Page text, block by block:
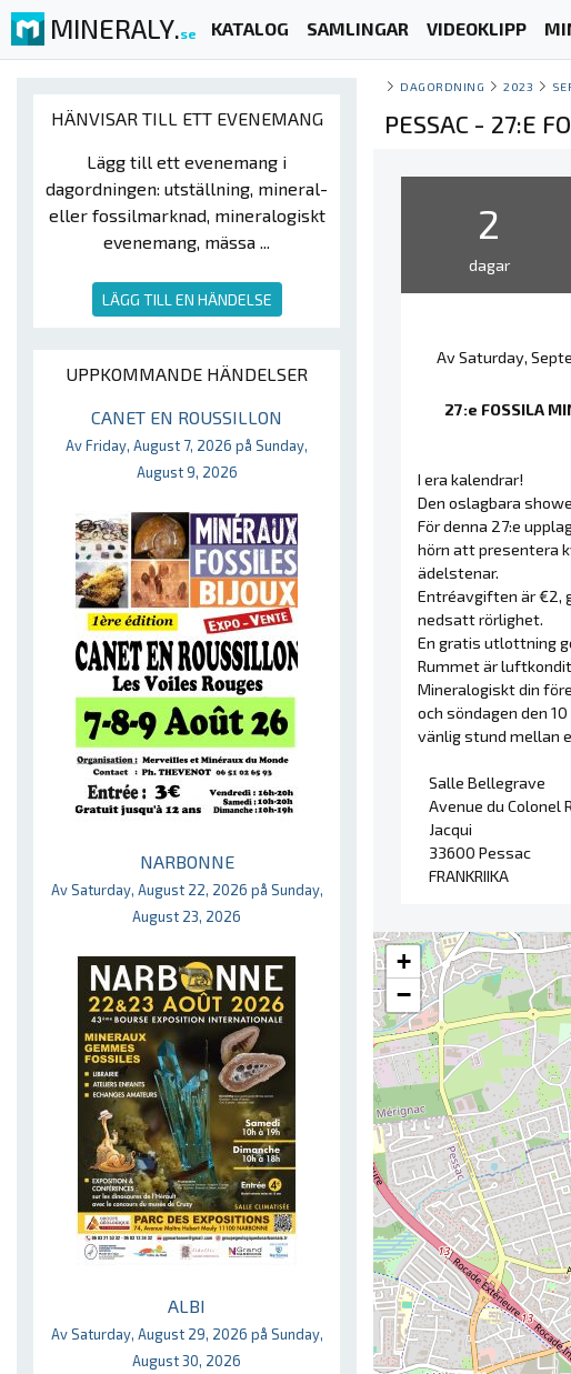
MINERALY.se KATALOG SAMLINGAR VIDEOKLIPP
HÄNVISAR TILL ETT EVENEMANG
Lägg till ett evenemang i
dagordningen: utställning, mineral-
eller fossilmarknad, mineralogiskt
evenemang, mässa ...
LÄGG TILL EN HÄNDELSE
UPPKOMMANDE HÄNDELSER
CANET EN ROUSSILLON
Av Friday, August 7, 2026 på Sunday,
August 9, 2026
NARBONNE
Av Saturday, August 22, 2026 på Sunday,
August 23, 2026
ALBI
Av Saturday, August 29, 2026 på Sunday,
August 30, 2026
DAGORDNING 2023
PESSAC - 27:E
2
dagar
Av Saturday,
27:e FOSSILA
I era kalendrar!
Den oslagbara
För denna 27:e
hörn att presentera
ädelstenar.
Entréavgiften är €2,
nedsatt rörlighet.
En gratis utlottning
Rummet är
Mineralogiskt din
och söndagen den
vänlig stund mellan
Salle Bellegrave
Avenue du Colonel
Jacqui
33600 Pessac
FRANKRIIKA
+
−